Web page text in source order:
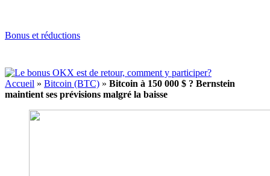
Bonus et réductions
Accueil » Bitcoin (BTC) » Bitcoin à 150 000 $ ? Bernstein
maintient ses prévisions malgré la baisse